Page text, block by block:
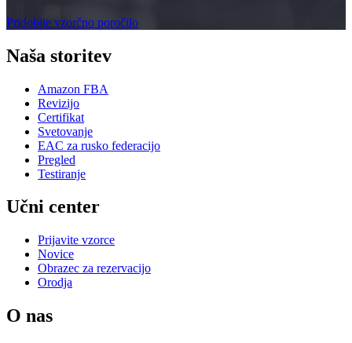
Pridobite vzorčno poročilo
Naša storitev
Amazon FBA
Revizijo
Certifikat
Svetovanje
EAC za rusko federacijo
Pregled
Testiranje
Učni center
Prijavite vzorce
Novice
Obrazec za rezervacijo
Orodja
O nas